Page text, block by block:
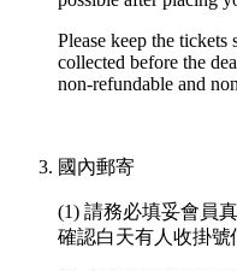
Please keep the
collected before the
non-refundable and
國內郵寄
(1) 請務必填妥會員
確認白天有人收掛號